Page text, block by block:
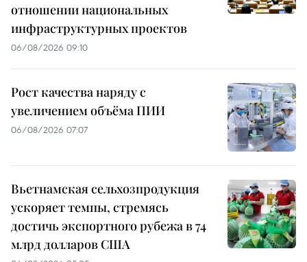
отношении национальных
инфраструктурных проектов
06/08/2026 09:10
Рост качества наряду с
увеличением объёма ПИИ
06/08/2026 07:07
Вьетнамская сельхозпродукция
ускоряет темпы, стремясь
достичь экспортного рубежа в 74
млрд долларов США